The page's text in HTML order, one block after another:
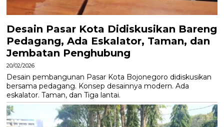
Desain Pasar Kota Didiskusikan Bareng
Pedagang, Ada Eskalator, Taman, dan
Jembatan Penghubung
20/02/2026
Desain pembangunan Pasar Kota Bojonegoro didiskusikan
bersama pedagang. Konsep desainnya modern. Ada
eskalator. Taman, dan Tiga lantai.